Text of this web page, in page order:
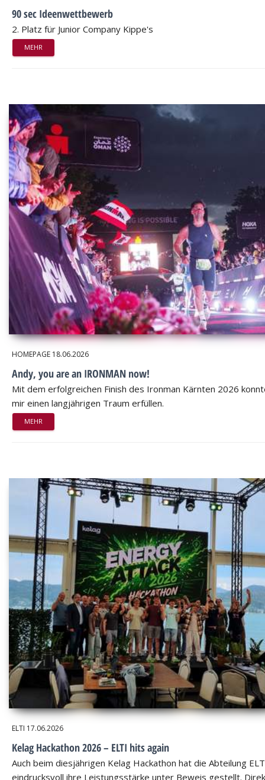
90 sec Ideenwettbewerb
2. Platz für Junior Company Kippe's
MEHR
HOMEPAGE 18.06.2026
Andy, you are an IRONMAN now!
Mit dem erfolgreichen Finish des Ironman Kärnten 2026
mir einen langjährigen Traum erfüllen.
MEHR
ELTI 17.06.2026
Kelag Hackathon 2026 – ELTI hits again
Auch beim diesjährigen Kelag Hackathon hat die Abteilung
eindrucksvoll ihre Leistungsstärke unter Beweis gestellt.